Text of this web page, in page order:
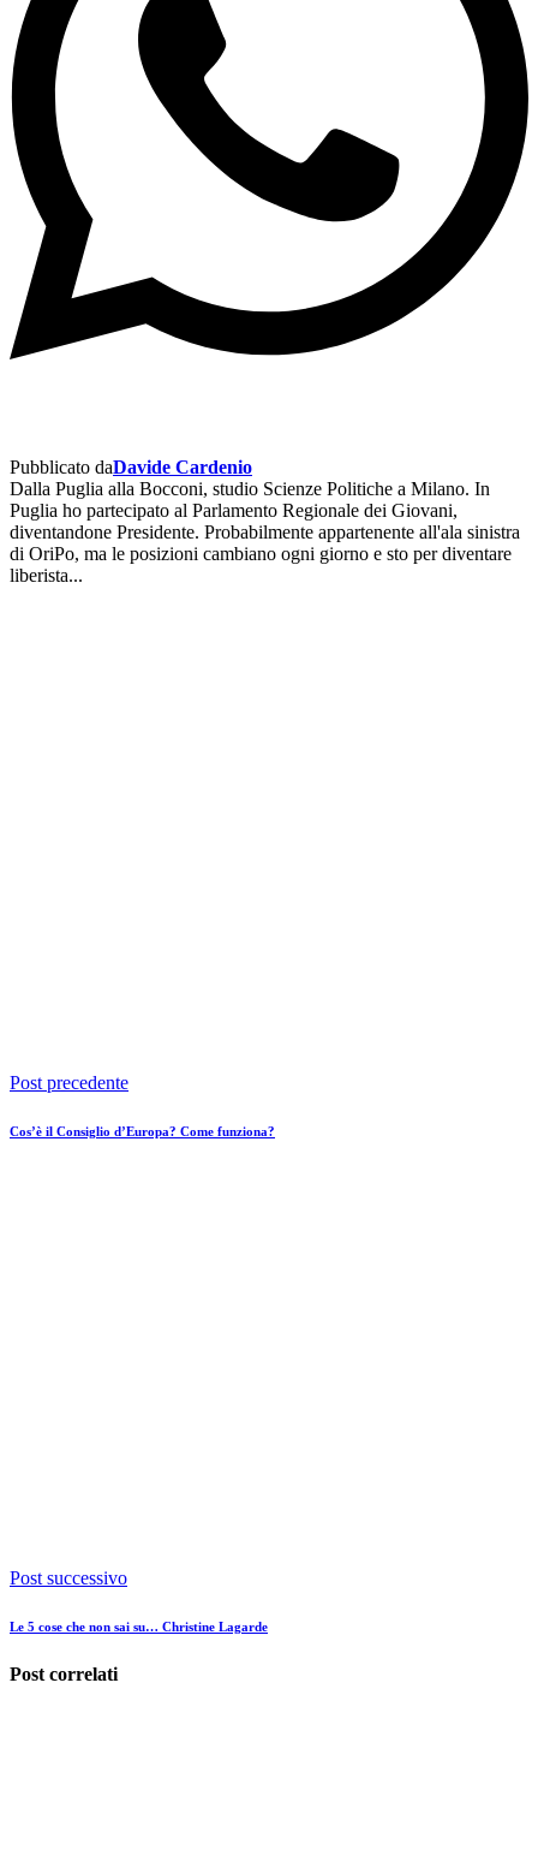
Pubblicato daDavide Cardenio
Dalla Puglia alla Bocconi, studio Scienze Politiche a Milano. In
Puglia ho partecipato al Parlamento Regionale dei Giovani,
diventandone Presidente. Probabilmente appartenente all'ala sinistra
di OriPo, ma le posizioni cambiano ogni giorno e sto per diventare
liberista...
Post precedente
Cos’è il Consiglio d’Europa? Come funziona?
Post successivo
Le 5 cose che non sai su… Christine Lagarde
Post correlati